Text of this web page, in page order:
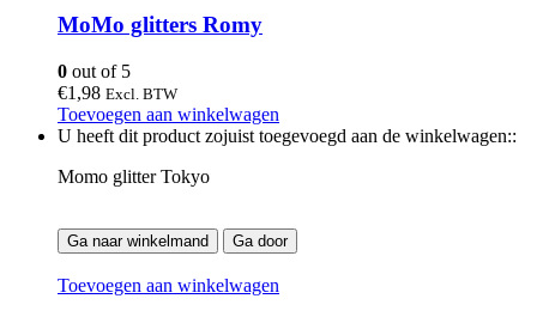
MoMo glitters Romy
0 out of 5
€1,98 Excl. BTW
Toevoegen aan winkelwagen
U heeft dit product zojuist toegevoegd aan de winkelwagen::
Momo glitter Tokyo
Ga naar winkelmand Ga door
Toevoegen aan winkelwagen